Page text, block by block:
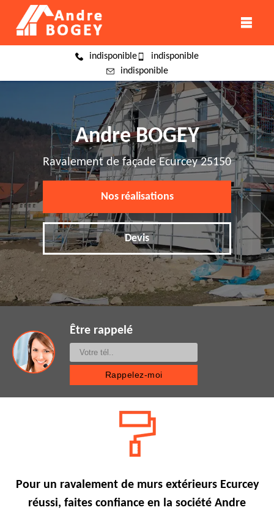
indisponible
indisponible
indisponible
Andre BOGEY
Ravalement de façade Ecurcey 25150
Nos réalisations
Devis
Être rappelé
Pour un ravalement de murs extérieurs Ecurcey
réussi, faites confiance en la société Andre